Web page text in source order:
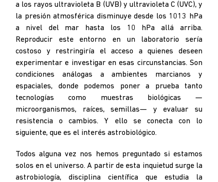
a los rayos ultravioleta B (UVB) y ultravioleta C (UVC), y
la presión atmosférica disminuye desde los 1013 hPa
a nivel del mar hasta los 10 hPa allá arriba.
Reproducir este entorno en un laboratorio sería
costoso y restringiría el acceso a quienes deseen
experimentar e investigar en esas circunstancias. Son
condiciones análogas a ambientes marcianos y
espaciales, donde podemos poner a prueba tanto
tecnologías como muestras biológicas —
microorganismos, raíces, semillas— y evaluar su
resistencia o cambios. Y ello se conecta con lo
siguiente, que es el interés astrobiológico.
Todos alguna vez nos hemos preguntado si estamos
solos en el universo. A partir de esta inquietud surge la
astrobiología, disciplina científica que estudia la